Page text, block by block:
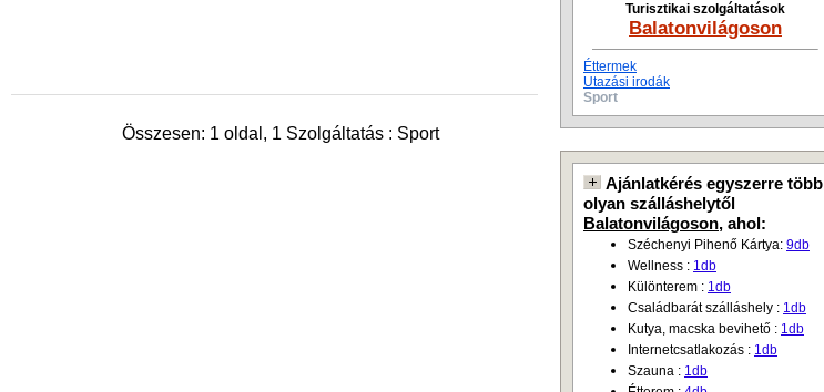
Összesen: 1 oldal, 1 Szolgáltatás : Sport
Turisztikai szolgáltatások
Balatonvilágoson
Éttermek
Utazási irodák
Sport
Ajánlatkérés egyszerre több
olyan szálláshelytől
Balatonvilágoson, ahol:
Széchenyi Pihenő Kártya: 9db
Wellness : 1db
Különterem : 1db
Családbarát szálláshely : 1db
Kutya, macska bevihető : 1db
Internetcsatlakozás : 1db
Szauna : 1db